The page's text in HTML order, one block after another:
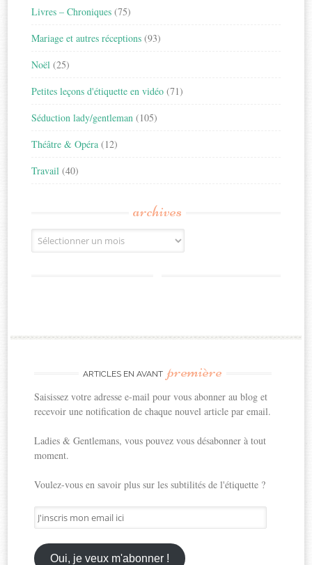
Livres – Chroniques (75)
Mariage et autres réceptions (93)
Noël (25)
Petites leçons d'étiquette en vidéo (71)
Séduction lady/gentleman (105)
Théâtre & Opéra (12)
Travail (40)
archives
Archives
ARTICLES EN AVANT première
Saisissez votre adresse e-mail pour vous abonner au blog et
recevoir une notification de chaque nouvel article par email.
Ladies & Gentlemans, vous pouvez vous désabonner à tout
moment.
Voulez-vous en savoir plus sur les subtilités de l'étiquette ?
J'inscris
mon
email
ici
Oui, je veux m'abonner !